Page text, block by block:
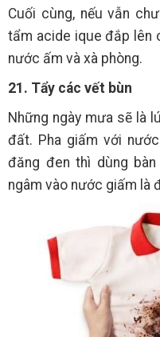
Cuối cùng, nếu vẫn
tẩm acide ique đắp lên
nước ấm và xà phòng.
21. Tẩy các vết bùn
Những ngày mưa sẽ là
đất. Pha giấm với
đăng đen thì dùng
ngâm vào nước giấm là